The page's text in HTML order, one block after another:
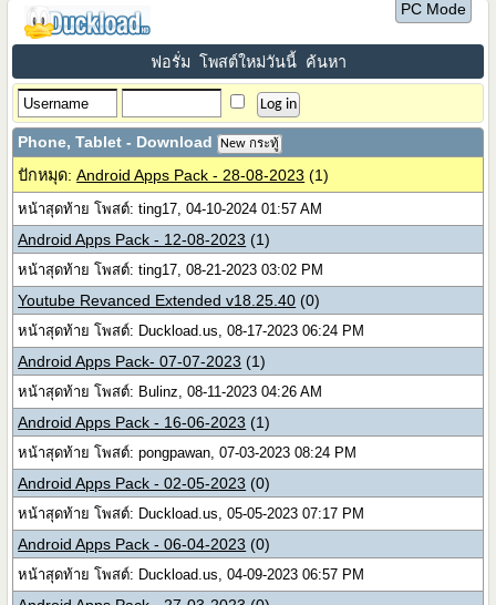
PC Mode
ฟอรั่ม โพสต์ใหม่วันนี้ ค้นหา
Phone, Tablet - Download New กระทู้
ปักหมุด:Android Apps Pack - 28-08-2023 (1)
หน้าสุดท้าย โพสต์: ting17, 04-10-2024 01:57 AM
Android Apps Pack - 12-08-2023 (1)
หน้าสุดท้าย โพสต์: ting17, 08-21-2023 03:02 PM
Youtube Revanced Extended v18.25.40 (0)
หน้าสุดท้าย โพสต์: Duckload.us, 08-17-2023 06:24 PM
Android Apps Pack- 07-07-2023 (1)
หน้าสุดท้าย โพสต์: Bulinz, 08-11-2023 04:26 AM
Android Apps Pack - 16-06-2023 (1)
หน้าสุดท้าย โพสต์: pongpawan, 07-03-2023 08:24 PM
Android Apps Pack - 02-05-2023 (0)
หน้าสุดท้าย โพสต์: Duckload.us, 05-05-2023 07:17 PM
Android Apps Pack - 06-04-2023 (0)
หน้าสุดท้าย โพสต์: Duckload.us, 04-09-2023 06:57 PM